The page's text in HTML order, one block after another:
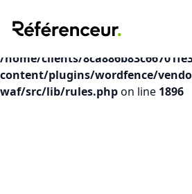
Deprecated: preg_replace():
($subject) of type array|string is
/home/clients/
content/plugins/wordfence/
waf/src/lib/rules.phpon line 1896